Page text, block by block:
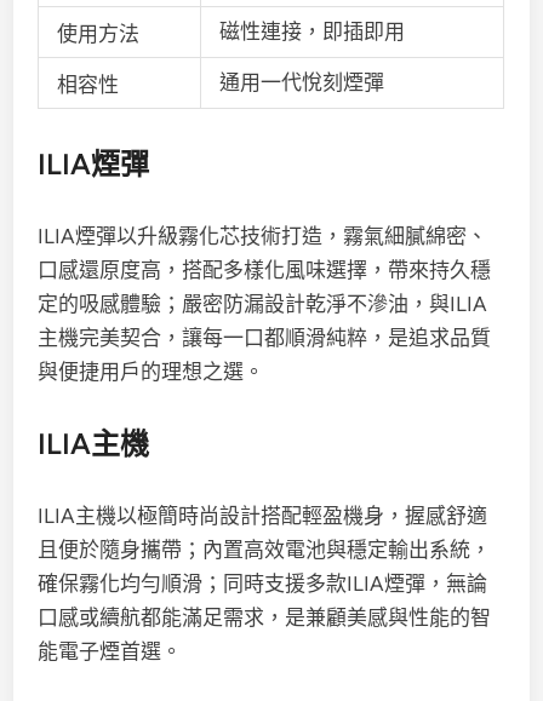
使用方法 磁性連接，即插即用
相容性 通用一代悅刻煙彈
ILIA煙彈
ILIA煙彈以升級霧化芯技術打造，霧氣細膩綿密、
口感還原度高，搭配多樣化風味選擇，帶來持久穩
定的吸感體驗；嚴密防漏設計乾淨不滲油，與ILIA
主機完美契合，讓每一口都順滑純粹，是追求品質
與便捷用戶的理想之選。
ILIA主機
ILIA主機以極簡時尚設計搭配輕盈機身，握感舒適
且便於隨身攜帶；內置高效電池與穩定輸出系統，
確保霧化均勻順滑；同時支援多款ILIA煙彈，無論
口感或續航都能滿足需求，是兼顧美感與性能的智
能電子煙首選。